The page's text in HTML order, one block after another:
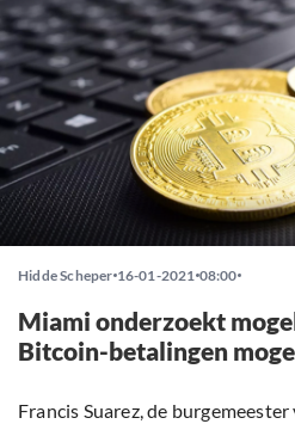
Hidde Scheper 16-01-2021 08:00
Miami onderzoekt
Bitcoin-betalingen
Francis Suarez, de